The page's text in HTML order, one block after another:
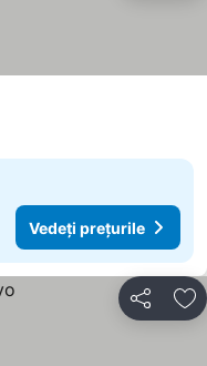
Vedeți prețurile
Distribuiți